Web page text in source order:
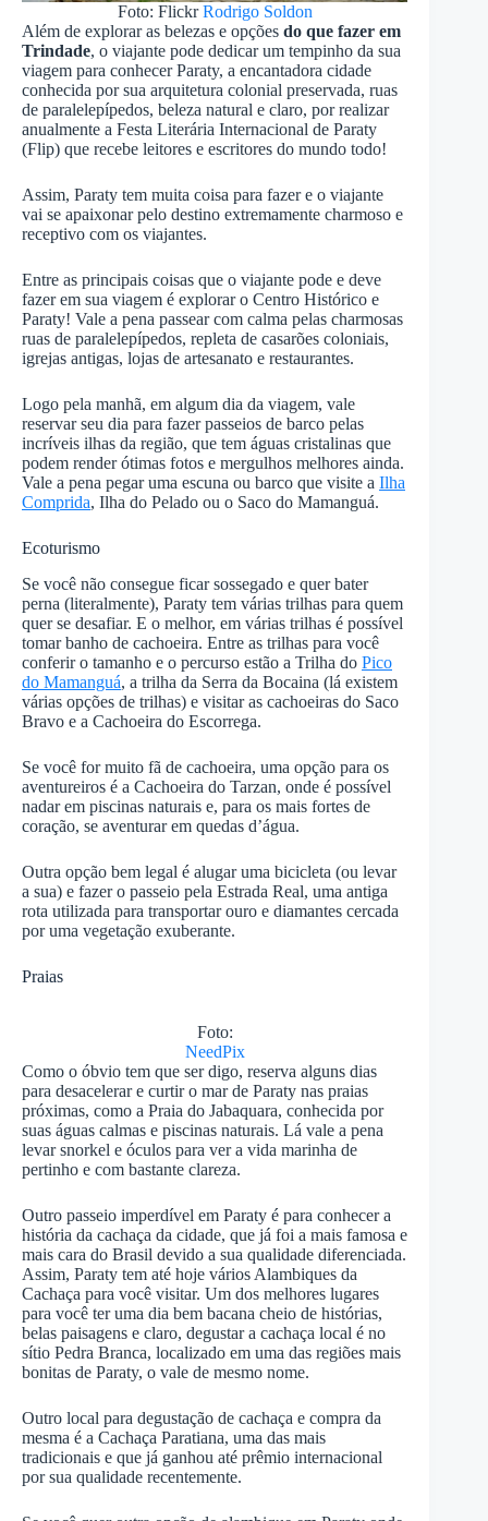
Foto: FlickrRodrigo Soldon
Além de explorar as belezas e opções do que fazer em
Trindade, o viajante pode dedicar um tempinho da sua
viagem para conhecer Paraty, a encantadora cidade
conhecida por sua arquitetura colonial preservada, ruas
de paralelepípedos, beleza natural e claro, por realizar
anualmente a Festa Literária Internacional de Paraty
(Flip) que recebe leitores e escritores do mundo todo!
Assim, Paraty tem muita coisa para fazer e o viajante
vai se apaixonar pelo destino extremamente charmoso e
receptivo com os viajantes.
Entre as principais coisas que o viajante pode e deve
fazer em sua viagem é explorar o Centro Histórico e
Paraty! Vale a pena passear com calma pelas charmosas
ruas de paralelepípedos, repleta de casarões coloniais,
igrejas antigas, lojas de artesanato e restaurantes.
Logo pela manhã, em algum dia da viagem, vale
reservar seu dia para fazer passeios de barco pelas
incríveis ilhas da região, que tem águas cristalinas que
podem render ótimas fotos e mergulhos melhores ainda.
Vale a pena pegar uma escuna ou barco que visite a Ilha
Comprida, Ilha do Pelado ou o Saco do Mamanguá.
Ecoturismo
Se você não consegue ficar sossegado e quer bater
perna (literalmente), Paraty tem várias trilhas para quem
quer se desafiar. E o melhor, em várias trilhas é possível
tomar banho de cachoeira. Entre as trilhas para você
conferir o tamanho e o percurso estão a Trilha do Pico
do Mamanguá, a trilha da Serra da Bocaina (lá existem
várias opções de trilhas) e visitar as cachoeiras do Saco
Bravo e a Cachoeira do Escorrega.
Se você for muito fã de cachoeira, uma opção para os
aventureiros é a Cachoeira do Tarzan, onde é possível
nadar em piscinas naturais e, para os mais fortes de
coração, se aventurar em quedas d’água.
Outra opção bem legal é alugar uma bicicleta (ou levar
a sua) e fazer o passeio pela Estrada Real, uma antiga
rota utilizada para transportar ouro e diamantes cercada
por uma vegetação exuberante.
Praias
Foto:
NeedPix
Como o óbvio tem que ser digo, reserva alguns dias
para desacelerar e curtir o mar de Paraty nas praias
próximas, como a Praia do Jabaquara, conhecida por
suas águas calmas e piscinas naturais. Lá vale a pena
levar snorkel e óculos para ver a vida marinha de
pertinho e com bastante clareza.
Outro passeio imperdível em Paraty é para conhecer a
história da cachaça da cidade, que já foi a mais famosa e
mais cara do Brasil devido a sua qualidade diferenciada.
Assim, Paraty tem até hoje vários Alambiques da
Cachaça para você visitar. Um dos melhores lugares
para você ter uma dia bem bacana cheio de histórias,
belas paisagens e claro, degustar a cachaça local é no
sítio Pedra Branca, localizado em uma das regiões mais
bonitas de Paraty, o vale de mesmo nome.
Outro local para degustação de cachaça e compra da
mesma é a Cachaça Paratiana, uma das mais
tradicionais e que já ganhou até prêmio internacional
por sua qualidade recentemente.